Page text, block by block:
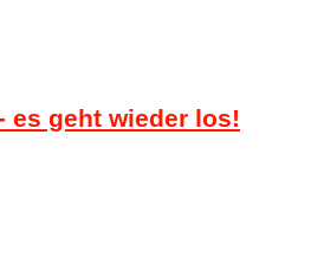
es geht wieder los!